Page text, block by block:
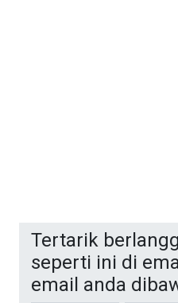
Tertarik
seperti ini di
email anda